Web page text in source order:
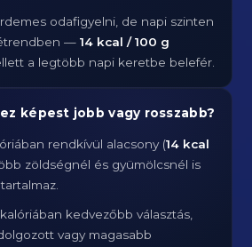
odafigyelni, de napi szinten
—14 kcal / 100 g
a legtöbb napi keretbe belefér.
képest jobb vagy rosszabb?
rendkívül alacsony (14 kcal
zöldségnél és gyümölcsnél is
kedvezőbb választás,
vagy magasabb